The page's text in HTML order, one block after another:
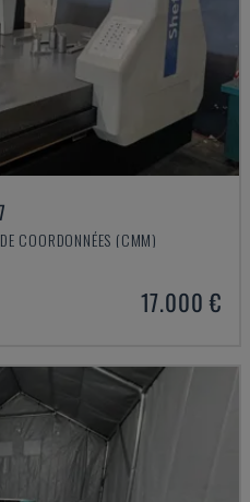
COORDONNÉES (CMM)
17.000 €